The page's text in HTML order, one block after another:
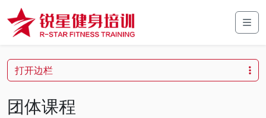
Skip to content
Skip to footer
团体课程
打开边栏